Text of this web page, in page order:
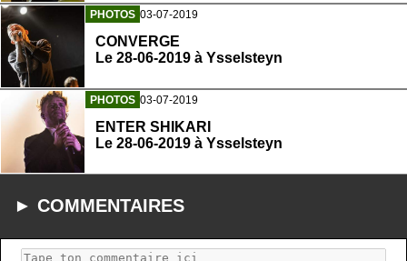
PHOTOS 03-07-2019
CONVERGE
Le 28-06-2019 à Ysselsteyn
PHOTOS 03-07-2019
ENTER SHIKARI
Le 28-06-2019 à Ysselsteyn
► COMMENTAIRES